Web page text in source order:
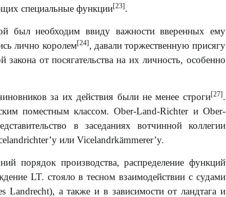
специальные функции[23] .
был необходим ввиду важности вверенных ему
лично королем[24] , давали торжественную присягу
закона от посягательства на их личность, особенно
за их действия были не менее строги[27] .
поместным классом. Ober-Land-Richter и Ober-
в заседаниях вотчинной коллегии
или Vicelandrkämmerer’y.
порядок производства, распределение функций
LT. стояло в тесном взаимодействии с судами
Landrecht), а также и в зависимости от ландтага и